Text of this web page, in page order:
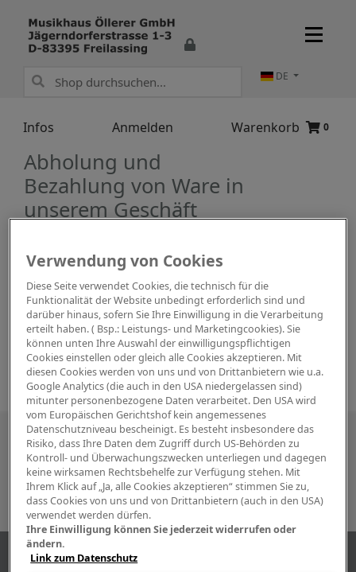
Infos Anmelden Warenkorb 0
DE
Abholung und
Bezahlung von Ware in
unserem Geschäft
Eine Abholung der Ware ist unter den
Geschäftszeiten jederzeit möglich, wir haben
wieder normal geöffnet.
Besuchen Sie uns auch in den sozialen
Medien
ÜBER UNS
Verwendung von Cookies
Diese Seite verwendet Cookies, die technisch für die
Funktionalität der Website unbedingt erforderlich sind und
darüber hinaus, sofern Sie Ihre Einwilligung in die Verarbeitung
erteilt haben. ( Bsp.: Leistungs- und Marketingcookies). Sie
können unten Ihre Auswahl der einwilligungspflichtigen
Cookies einstellen oder gleich alle Cookies akzeptieren. Mit
diesen Cookies werden von uns und von Drittanbietern wie u.a.
Google Analytics (die auch in den USA niedergelassen sind)
mitunter personenbezogene Daten verarbeitet. Den USA wird
vom Europäischen Gerichtshof kein angemessenes
Datenschutzniveau bescheinigt. Es besteht insbesondere das
Risiko, dass Ihre Daten dem Zugriff durch US-Behörden zu
Kontroll- und Überwachungszwecken unterliegen und dagegen
keine wirksamen Rechtsbehelfe zur Verfügung stehen. Mit
Ihrem Klick auf „Ja, alle Cookies akzeptieren“ stimmen Sie zu,
dass Cookies von uns und von Drittanbietern (auch in den USA)
verwendet werden dürfen.
Ihre Einwilligung können Sie jederzeit widerrufen oder
ändern.
Link zum Datenschutz